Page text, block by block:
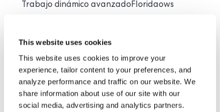
This website uses cookies
This website uses cookies to improve your
experience, tailor content to your preferences, and
analyze performance and traffic on our website. We
share information about use of our site with our
social media, advertising and analytics partners.
Trabajo dinámico avanzadoFloridaows